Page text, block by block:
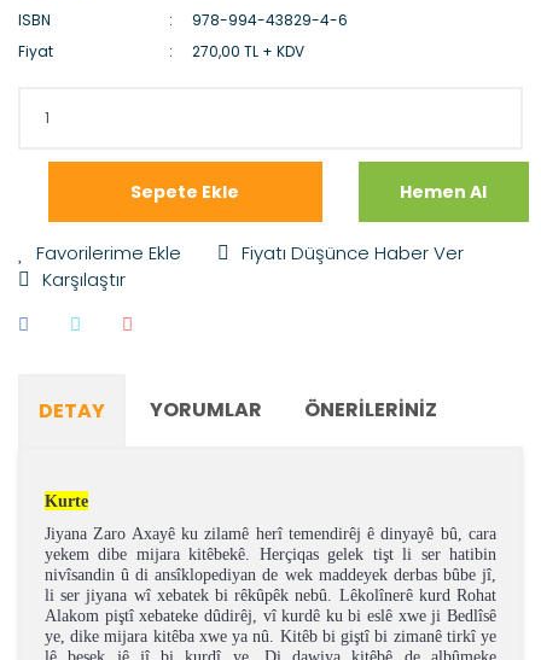
ISBN
978-994-43829-4-6
Fiyat
270,00 TL + KDV
Sepete Ekle Hemen Al
Fiyatı Düşünce Haber Ver
Karşılaştır
DETAY YORUMLAR ÖNERILERINIZ
Kurte
Jiyana Zaro Axayê ku zilamê herî temendirêj ê dinyayê bû, cara
yekem dibe mijara kitêbekê. Herçiqas gelek tişt li ser hatibin
nivîsandin û di ansîklopediyan de wek maddeyek derbas bûbe jî,
li ser jiyana wî xebatek bi rêkûpêk nebû. Lêkolînerê kurd Rohat
Alakom piştî xebateke dûdirêj, vî kurdê ku bi eslê xwe ji Bedlîsê
ye, dike mijara kitêba xwe ya nû. Kitêb bi giştî bi zimanê tirkî ye